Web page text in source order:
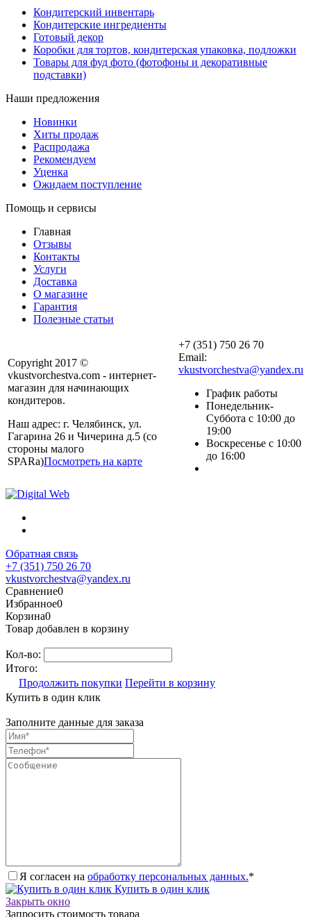
Кондитерский инвентарь
Кондитерские ингредиенты
Готовый декор
Коробки для тортов, кондитерская упаковка, подложки
Товары для фуд фото (фотофоны и декоративные
подставки)
Наши предложения
Новинки
Хиты продаж
Распродажа
Рекомендуем
Уценка
Ожидаем поступление
Помощь и сервисы
Главная
Отзывы
Контакты
Услуги
Доставка
О магазине
Гарантия
Полезные статьи
Copyright 2017 ©
vkustvorchestva.com - интернет-
магазин для начинающих
кондитеров.
Наш адрес: г. Челябинск, ул.
Гагарина 26 и Чичерина д.5 (со
стороны малого
SPARa)Посмотреть на карте
+7 (351) 750 26 70
Email:
vkustvorchestva@yandex.ru
График работы
Понедельник-
Суббота с 10:00 до
19:00
Воскресенье с 10:00
до 16:00
Обратная связь
+7 (351) 750 26 70
vkustvorchestva@yandex.ru
Сравнение0
Избранное0
Корзина0
Товар добавлен в корзину
Кол-во:
Итого:
Продолжить покупки Перейти в корзину
Купить в один клик
Заполните данные для заказа
Я согласен на обработку персональных данных.*
Купить в один клик
Закрыть окно
Запросить стоимость товара